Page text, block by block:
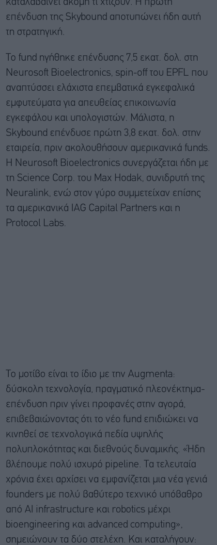
καταλαβαίνει ακόμη τι χτίζουν. Η πρώτη
επένδυση της Skybound αποτυπώνει ήδη αυτή
τη στρατηγική.
Το fund ηγήθηκε επένδυσης 7,5 εκατ. δολ. στη
Neurosoft Bioelectronics, spin-off του EPFL που
αναπτύσσει ελάχιστα επεμβατικά εγκεφαλικά
εμφυτεύματα για απευθείας επικοινωνία
εγκεφάλου και υπολογιστών. Μάλιστα, η
Skybound επένδυσε πρώτη 3,8 εκατ. δολ. στην
εταιρεία, πριν ακολουθήσουν αμερικανικά funds.
Η Neurosoft Bioelectronics συνεργάζεται ήδη με
τη Science Corp. του Max Hodak, συνιδρυτή της
Neuralink, ενώ στον γύρο συμμετείχαν επίσης
τα αμερικανικά IAG Capital Partners και η
Protocol Labs.
Το μοτίβο είναι το ίδιο με την Augmenta:
δύσκολη τεχνολογία, πραγματικό πλεονέκτημα-
επένδυση πριν γίνει προφανές στην αγορά,
επιβεβαιώνοντας ότι το νέο fund επιδιώκει να
κινηθεί σε τεχνολογικά πεδία υψηλής
πολυπλοκότητας και διεθνούς δυναμικής. «Ήδη
βλέπουμε πολύ ισχυρό pipeline. Τα τελευταία
χρόνια έχει αρχίσει να εμφανίζεται μια νέα γενιά
founders με πολύ βαθύτερο τεχνικό υπόβαθρο
από AI infrastructure και robotics μέχρι
bioengineering και advanced computing»,
σημειώνουν τα δύο στελέχη. Και καταλήγουν: